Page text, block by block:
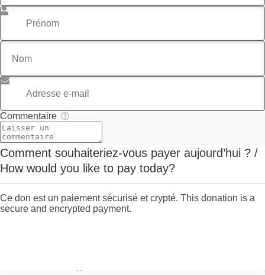
Prénom
Nom
Adresse e-mail
Commentaire
Comment souhaiteriez-vous payer aujourd’hui ? /
How would you like to pay today?
Ce don est un paiement sécurisé et crypté. This donation is a
secure and encrypted payment.